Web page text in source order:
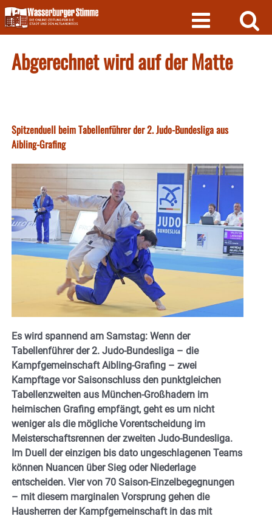
Skip
to
content
Abgerechnet wird auf der Matte
Spitzenduell beim Tabellenführer der 2. Judo-Bundesliga aus
Aibling-Grafing
Es wird spannend am Samstag: Wenn der
Tabellenführer der 2. Judo-Bundesliga – die
Kampfgemeinschaft Aibling-Grafing – zwei
Kampftage vor Saisonschluss den punktgleichen
Tabellenzweiten aus München-Großhadern im
heimischen Grafing empfängt, geht es um nicht
weniger als die mögliche Vorentscheidung im
Meisterschaftsrennen der zweiten Judo-Bundesliga.
Im Duell der einzigen bis dato ungeschlagenen Teams
können Nuancen über Sieg oder Niederlage
entscheiden. Vier von 70 Saison-Einzelbegegnungen
– mit diesem marginalen Vorsprung gehen die
Hausherren der Kampfgemeinschaft in das mit